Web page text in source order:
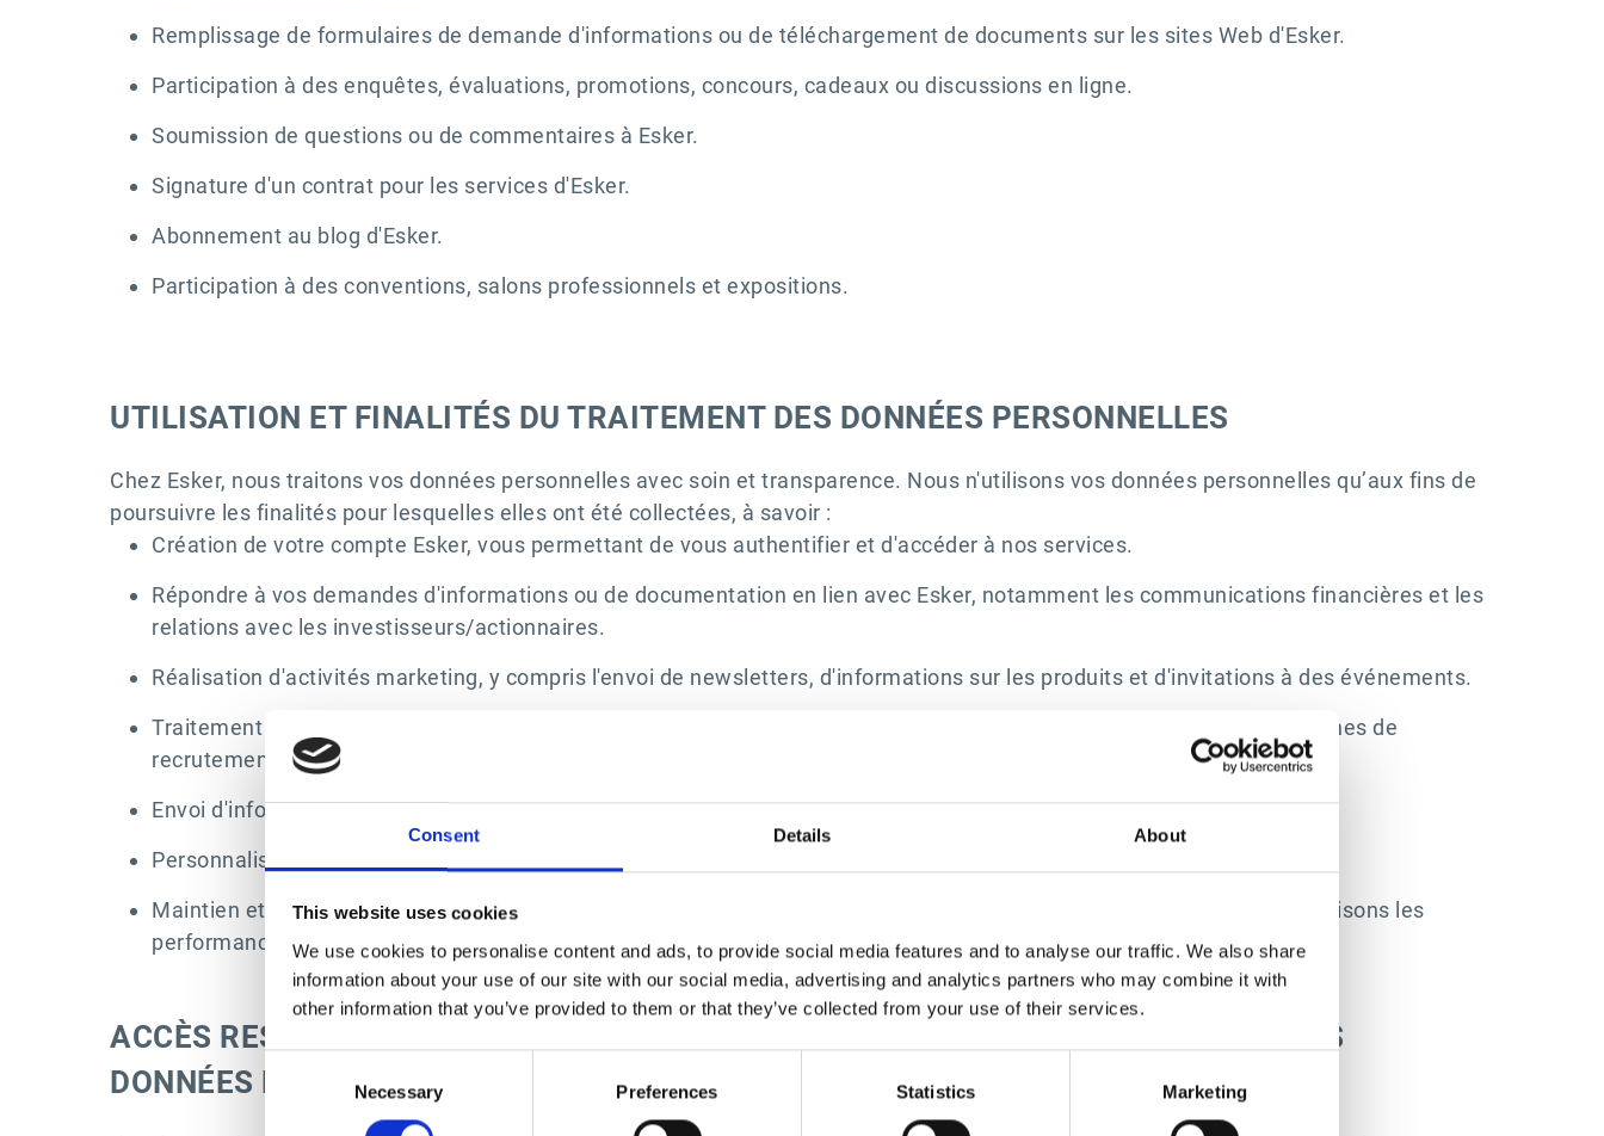
Consent Details About
This website uses cookies
We use cookies to personalise content and ads, to provide social media features and to analyse our traffic. We also share
information about your use of our site with our social media, advertising and analytics partners who may combine it with
other information that you’ve provided to them or that they’ve collected from your use of their services.
Selection
Necessary Preferences Statistics Marketing
Remplissage de formulaires de demande d'informations ou de téléchargement de documents sur les sites Web d'Esker.
Participation à des enquêtes, évaluations, promotions, concours, cadeaux ou discussions en ligne.
Soumission de questions ou de commentaires à Esker.
Signature d'un contrat pour les services d'Esker.
Abonnement au blog d'Esker.
Participation à des conventions, salons professionnels et expositions.
UTILISATION ET FINALITÉS DU TRAITEMENT DES DONNÉES PERSONNELLES
Chez Esker, nous traitons vos données personnelles avec soin et transparence. Nous n'utilisons vos données personnelles qu’aux fins de
poursuivre les finalités pour lesquelles elles ont été collectées, à savoir :
Création de votre compte Esker, vous permettant de vous authentifier et d'accéder à nos services.
Répondre à vos demandes d'informations ou de documentation en lien avec Esker, notamment les communications financières et les
relations avec les investisseurs/actionnaires.
Réalisation d'activités marketing, y compris l'envoi de newsletters, d'informations sur les produits et d'invitations à des événements.
Traitement de votre candidature si vous postulez à une offre d’emploi via notre site Web dans le cadre de nos campagnes de
recrutement.
Envoi d'informations relatives à votre compte et aux produits Esker que vous ou votre entreprise avez achetés.
Personnalisation et facilitation de votre navigation sur les sites Web d'Esker.
Maintien et amélioration de notre site Web, nous analysons les modèles d'utilisation, résolvons les problèmes et optimisons les
performances.
ACCÈS RESTREINT AUX DONNÉES PERSONNELLES ET CONSERVATION LIMITÉE DES
DONNÉES PERSONNELLES